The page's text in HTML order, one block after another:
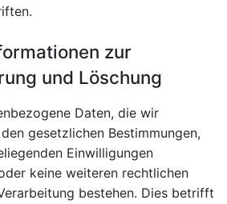
zur
und Löschung
Daten, die wir
gesetzlichen Bestimmungen,
Einwilligungen
keine weiteren rechtlichen
bestehen. Dies betrifft